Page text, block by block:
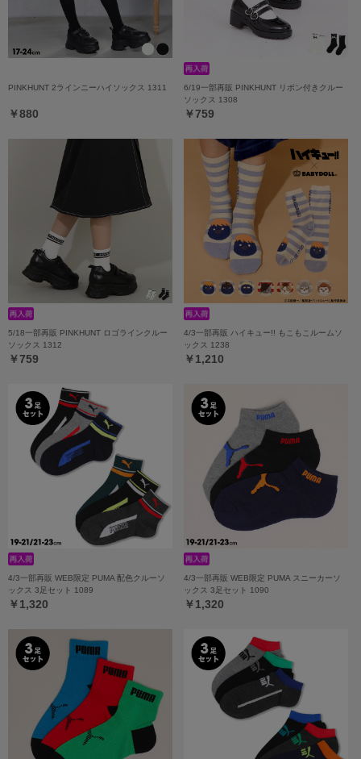
PINKHUNT 2ラインニーハイソックス 1311
￥880
6/19一部再販 PINKHUNT リボン付きクルー
ソックス 1308
￥759
5/18一部再販 PINKHUNT ロゴラインクルー
ソックス 1312
￥759
4/3一部再販 ハイキュー!! もこもこルームソ
ックス 1238
￥1,210
4/3一部再販 WEB限定 PUMA 配色クルーソ
ックス 3足セット 1089
￥1,320
4/3一部再販 WEB限定 PUMA スニーカーソ
ックス 3足セット 1090
￥1,320